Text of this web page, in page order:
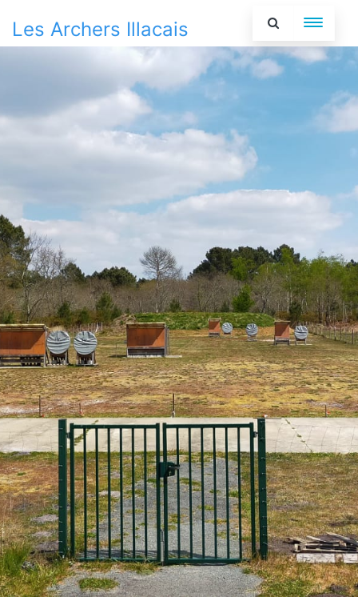
Les Archers Illacais